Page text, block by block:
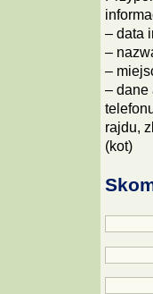
– data
–
–
– dane
rajdu,
(kot)